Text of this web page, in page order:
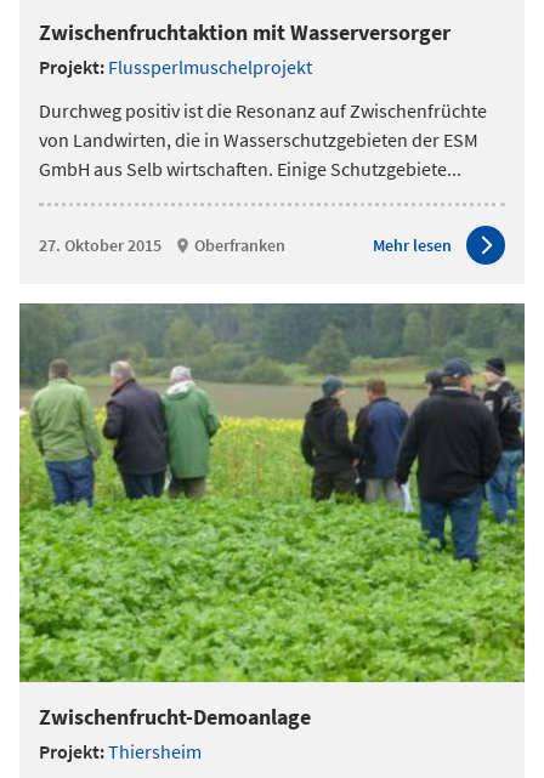
Zwischenfruchtaktion mit Wasserversorger
Projekt: Flussperlmuschelprojekt
Durchweg positiv ist die Resonanz auf Zwischenfrüchte
von Landwirten, die in Wasserschutzgebieten der ESM
GmbH aus Selb wirtschaften. Einige Schutzgebiete...
27. Oktober 2015 Oberfranken Mehr lesen
Zwischenfrucht-Demoanlage
Projekt:Thiersheim